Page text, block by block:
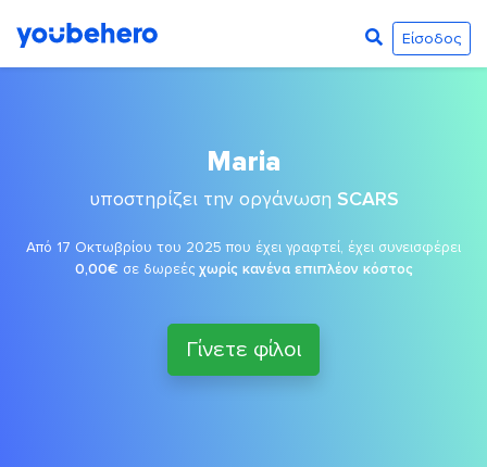
Είσοδος
Maria
υποστηρίζει την οργάνωση SCARS
Από 17 Οκτωβρίου του 2025 που έχει γραφτεί, έχει συνεισφέρει
0,00€ σε δωρεές χωρίς κανένα επιπλέον κόστος
Γίνετε φίλοι